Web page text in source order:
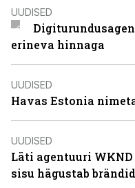
UUDISED
erineva hinnaga
UUDISED
Havas Estonia
UUDISED
Läti agentuuri
sisu hägustab